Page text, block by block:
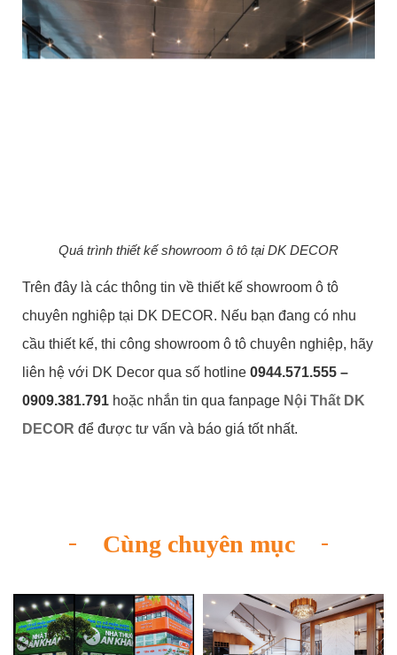
Quá trình thiết kế showroom ô tô tại DK DECOR
Trên đây là các thông tin về thiết kế showroom ô tô
chuyên nghiệp tại DK DECOR. Nếu bạn đang có nhu
cầu thiết kế, thi côngshowroom ô tô chuyên nghiệp, hãy
liên hệ với DK Decor qua số hotline 0944.571.555 –
0909.381.791 hoặc nhắn tin qua fanpage Nội Thất DK
DECOR để được tư vấn và báo giá tốt nhất.
Cùng chuyên mục